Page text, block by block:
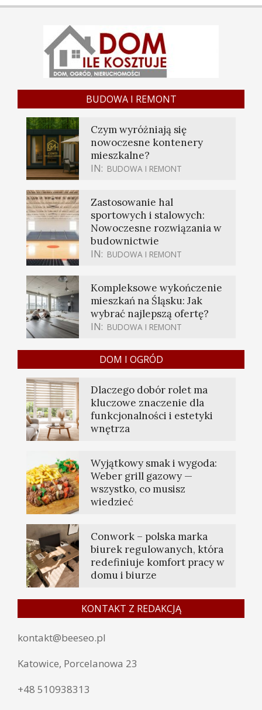
BUDOWA I REMONT
Czym wyróżniają się
nowoczesne kontenery
mieszkalne?
IN: BUDOWA I REMONT
Zastosowanie hal
sportowych i stalowych:
Nowoczesne rozwiązania w
budownictwie
IN: BUDOWA I REMONT
Kompleksowe wykończenie
mieszkań na Śląsku: Jak
wybrać najlepszą ofertę?
IN: BUDOWA I REMONT
DOM I OGRÓD
Dlaczego dobór rolet ma
kluczowe znaczenie dla
funkcjonalności i estetyki
wnętrza
Wyjątkowy smak i wygoda:
Weber grill gazowy —
wszystko, co musisz
wiedzieć
Conwork – polska marka
biurek regulowanych, która
redefiniuje komfort pracy w
domu i biurze
KONTAKT Z REDAKCJĄ
kontakt@beeseo.pl
Katowice, Porcelanowa 23
+48 510938313